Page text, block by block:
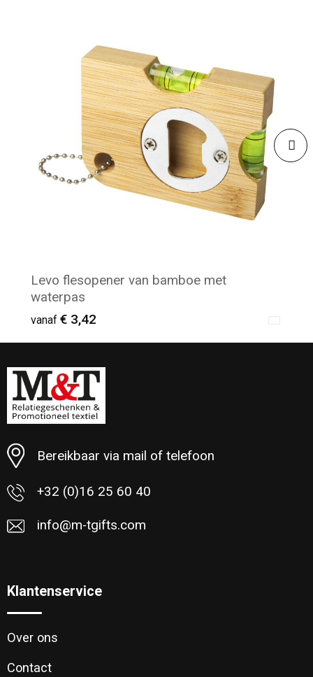
Levo flesopener van bamboe met
waterpas
vanaf € 3,42
Minimale afname: 27
Bereikbaar via mail of telefoon
+32 (0)16 25 60 40
info@m-tgifts.com
Klantenservice
Over ons
Contact